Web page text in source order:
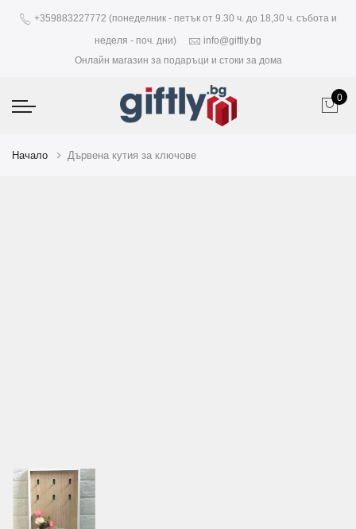
+359883227772 (понеделник - петък от 9.30 ч. до 18,30 ч. събота и
неделя - поч. дни)
info@giftly.bg
Онлайн магазин за подаръци и стоки за дома
0
Начало Дървена кутия за ключове